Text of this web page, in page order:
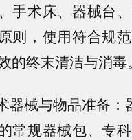
手术床、器械台
则，使用符合规
的终末清洁与消毒。
器械与物品准备
常规器械包、专